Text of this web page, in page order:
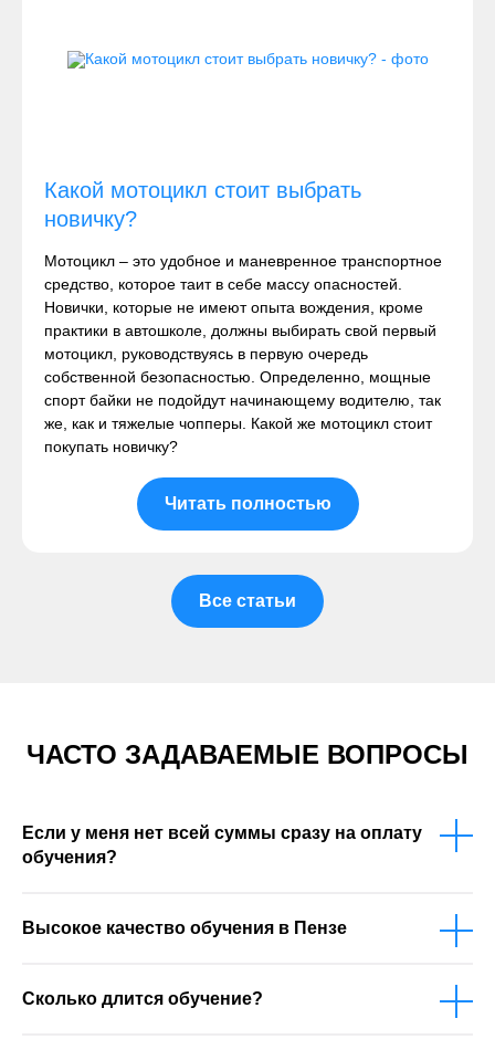
Какой мотоцикл стоит выбрать
новичку?
Мотоцикл – это удобное и маневренное транспортное
средство, которое таит в себе массу опасностей.
Новички, которые не имеют опыта вождения, кроме
практики в автошколе, должны выбирать свой первый
мотоцикл, руководствуясь в первую очередь
собственной безопасностью. Определенно, мощные
спорт байки не подойдут начинающему водителю, так
же, как и тяжелые чопперы. Какой же мотоцикл стоит
покупать новичку?
Читать полностью
Все статьи
ЧАСТО ЗАДАВАЕМЫЕ ВОПРОСЫ
Если у меня нет всей суммы сразу на оплату
обучения?
Высокое качество обучения в Пензе
Сколько длится обучение?